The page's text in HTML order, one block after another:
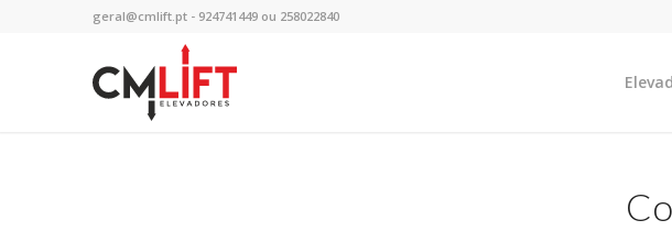
geral@cmlift.pt - 924741449 ou 258022840